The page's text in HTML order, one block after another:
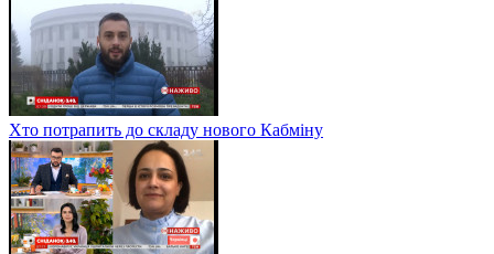
Хто потрапить до складу нового Кабміну